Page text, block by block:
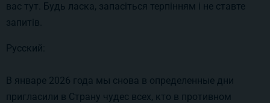
вас тут. Будь ласка, запасіться терпінням і не ставте
запитів.
Русский:
В январе 2026 года мы снова в определенные дни
пригласили в Страну чудес всех, кто в противном